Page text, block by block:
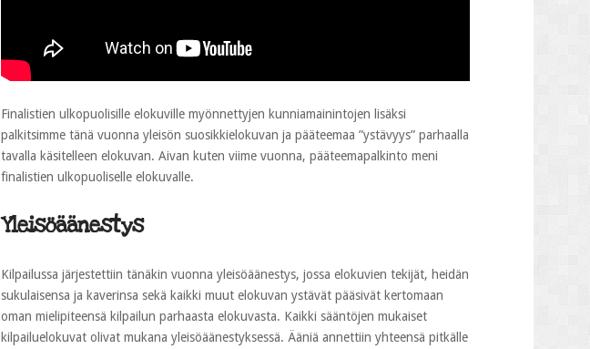
Finalistien ulkopuolisille elokuville myönnettyjen kunniamainintojen lisäksi
palkitsimme tänä vuonna yleisön suosikkielokuvan ja pääteemaa ”ystävyys” parhaalla
tavalla käsitelleen elokuvan. Aivan kuten viime vuonna, pääteemapalkinto meni
finalistien ulkopuoliselle elokuvalle.
Yleisöäänestys
Kilpailussa järjestettiin tänäkin vuonna yleisöäänestys, jossa elokuvien tekijät, heidän
sukulaisensa ja kaverinsa sekä kaikki muut elokuvan ystävät pääsivät kertomaan
oman mielipiteensä kilpailun parhaasta elokuvasta. Kaikki sääntöjen mukaiset
kilpailuelokuvat olivat mukana yleisöäänestyksessä. Ääniä annettiin yhteensä pitkälle